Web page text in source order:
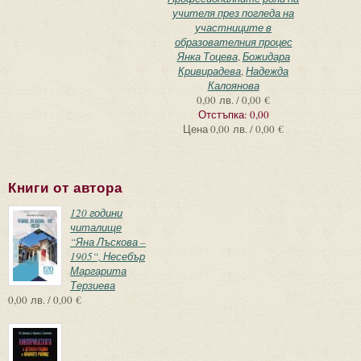
учителя през погледа на
участниците в
образователния процес
Янка Тоцева,Божидара
Кривирадева,Надежда
Калоянова
0,00 лв. / 0,00 €
Отстъпка: 0,00
Цена0,00 лв. / 0,00 €
Книги от автора
120 години
читалище
“Яна Лъскова –
1905“, Несебър
Маргарита
Терзиева
0,00 лв. / 0,00 €